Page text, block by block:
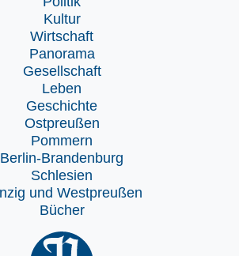
Kultur
Wirtschaft
Panorama
Gesellschaft
Leben
Geschichte
Ostpreußen
Pommern
Berlin-Brandenburg
Schlesien
und Westpreußen
Bücher